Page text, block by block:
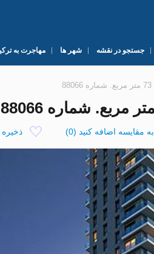
جستجو در نقشه شهر ها مهاجرت به
به مقایسه اضافه کنید (
0
) ذخیره